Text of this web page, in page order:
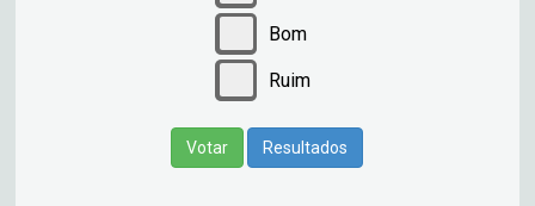
Bom
Ruim
Votar Resultados